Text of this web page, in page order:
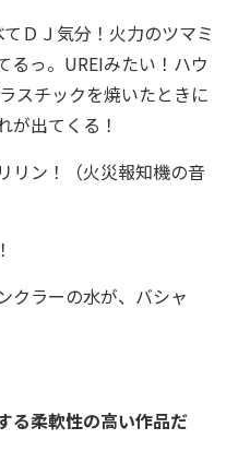
ＤＪ気分！火力のツマミ
るっ。UREIみたい！ハウ
スチックを焼いたときに
が出てくる！
リン！（火災報知機の音
クラーの水が、バシャ
る柔軟性の高い作品だ